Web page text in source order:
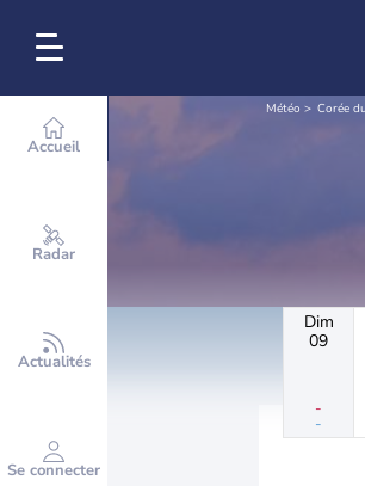
Accueil
Radar
Actualités
Se connecter
Météo Corée
Dim
09
-
-